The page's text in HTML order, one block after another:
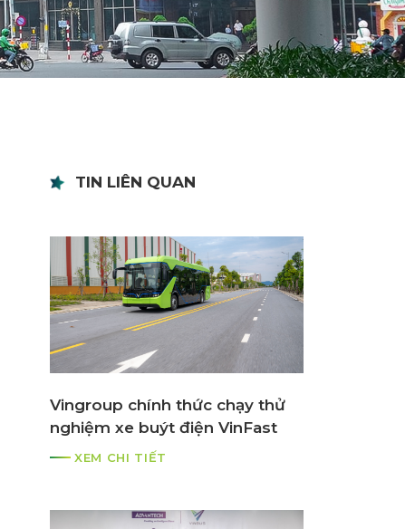
TIN LIÊN QUAN
Vingroup chính thức chạy thử
nghiệm xe buýt điện VinFast
XEM CHI TIẾT